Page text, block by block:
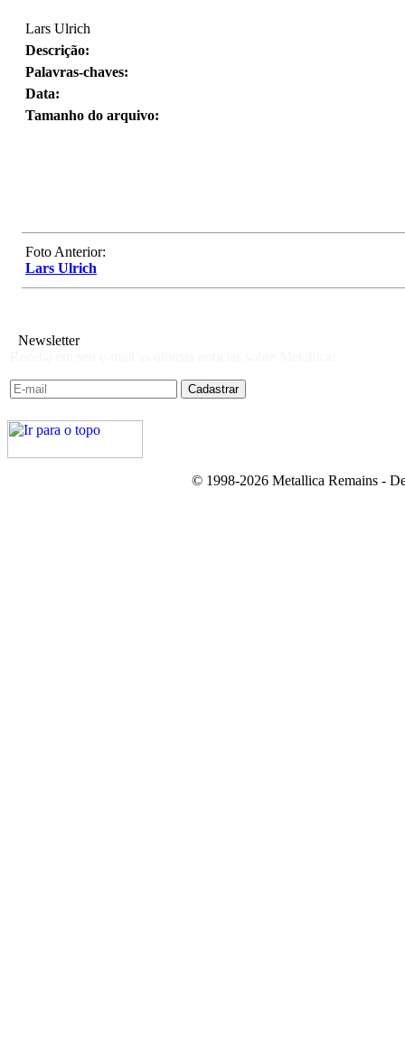
Lars Ulrich
Descrição:
Palavras-chaves:
Data:
Tamanho do arquivo:
Foto Anterior:
Lars Ulrich
Newsletter
© 1998-2026 Metallica Remains -